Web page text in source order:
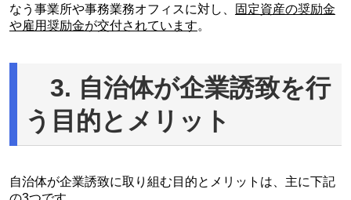
なう事業所や事務業務オフィスに対し、
固定資産の奨励金
や雇用奨励金が交付されています。
3. 自治体が企業誘致を行
う目的とメリット
自治体が企業誘致に取り組む目的とメリットは、主に下記